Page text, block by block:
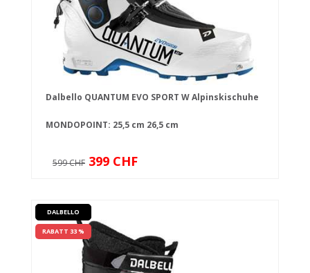
Dalbello QUANTUM EVO SPORT W Alpinskischuhe
MONDOPOINT: 25,5 cm 26,5 cm
599 CHF 399 CHF
DALBELLO
RABATT 33 %